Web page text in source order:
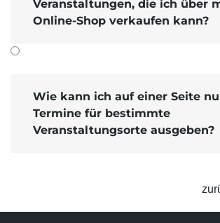
Veranstaltungen, die ich über
Online-Shop verkaufen kann?
Wie kann ich auf einer Seite
Termine für bestimmte
Veranstaltungsorte ausgeben?